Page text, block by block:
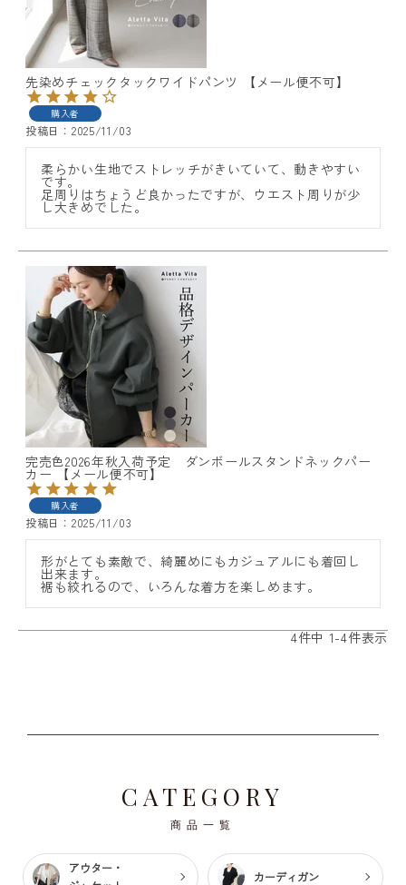
先染めチェックタックワイドパンツ 【メール便不可】
購入者
投稿日 2025/11/03
柔らかい生地でストレッチがきいていて、動きやすい
です。
足周りはちょうど良かったですが、ウエスト周りが少
し大きめでした。
完売色2026年秋入荷予定 ダンボールスタンドネックパー
カー 【メール便不可】
購入者
投稿日 2025/11/03
形がとても素敵で、綺麗めにもカジュアルにも着回し
出来ます。
裾も絞れるので、いろんな着方を楽しめます。
4件中 1-4件表示
CATEGORY
商品一覧
アウター・
カーディガン